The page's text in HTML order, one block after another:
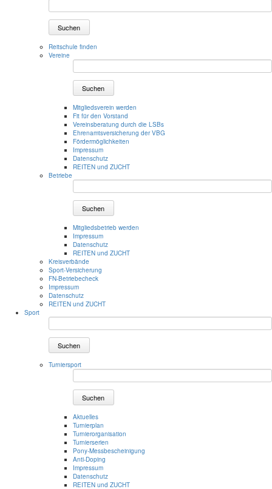
Suchen
Reitschule finden
Vereine
Suchen
Mitgliedsverein werden
Fit für den Vorstand
Vereinsberatung durch die LSBs
Ehrenamtsversicherung der VBG
Fördermöglichkeiten
Impressum
Datenschutz
REITEN und ZUCHT
Betriebe
Suchen
Mitgliedsbetrieb werden
Impressum
Datenschutz
REITEN und ZUCHT
Kreisverbände
Sport-Versicherung
FN-Betriebecheck
Impressum
Datenschutz
REITEN und ZUCHT
Sport
Suchen
Turniersport
Suchen
Aktuelles
Turnierplan
Turnierorganisation
Turnierserien
Pony-Messbescheinigung
Anti-Doping
Impressum
Datenschutz
REITEN und ZUCHT